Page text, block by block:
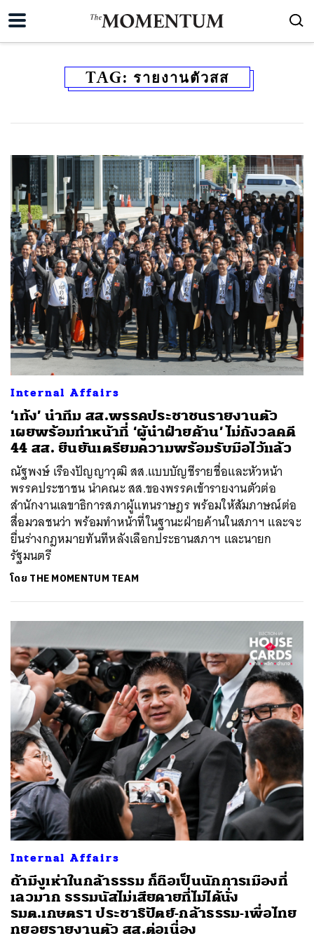
TAG: รายงานตัวสส
Internal Affairs
‘เท้ง’ นำทีม สส.พรรคประชาชนรายงานตัว
เผยพร้อมทำหน้าที่ ‘ผู้นำฝ่ายค้าน’ ไม่กังวลคดี
44 สส. ยืนยันเตรียมความพร้อมรับมือไว้แล้ว
ณัฐพงษ์ เรืองปัญญาวุฒิ สส.แบบบัญชีรายชื่อและหัวหน้า
พรรคประชาชน นำคณะ สส.ของพรรคเข้ารายงานตัวต่อ
สำนักงานเลขาธิการสภาผู้แทนราษฎร พร้อมให้สัมภาษณ์ต่อ
สื่อมวลชนว่า พร้อมทำหน้าที่ในฐานะฝ่ายค้านในสภาฯ และจะ
ยื่นร่างกฎหมายทันทีหลังเลือกประธานสภาฯ และนายก
รัฐมนตรี
โดย THE MOMENTUM TEAM
Internal Affairs
ถ้ามีงูเห่าในกล้าธรรม ก็ถือเป็นนักการเมืองที่
เลวมาก ธรรมนัสไม่เสียดายที่ไม่ได้นั่ง
รมต.เกษตรฯ ประชาธิปัตย์-กล้าธรรม-เพื่อไทย
ทยอยรายงานตัว สส.ต่อเนื่อง
SHARE